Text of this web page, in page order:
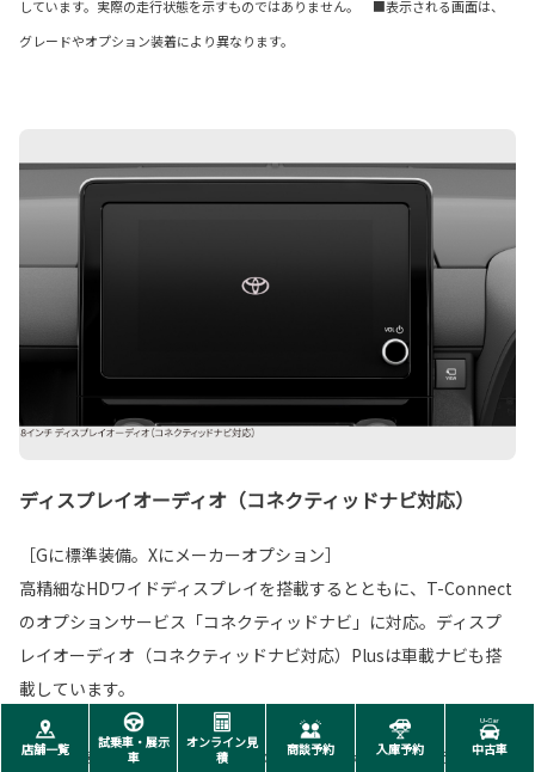
しています。実際の走行状態を示すものではありません。 ■表示される画面は、
グレードやオプション装着により異なります。
ディスプレイオーディオ（コネクティッドナビ対応）
［Gに標準装備。Xにメーカーオプション］
高精細なHDワイドディスプレイを搭載するとともに、T-Connect
のオプションサービス「コネクティッドナビ」に対応。ディスプ
レイオーディオ（コネクティッドナビ対応）Plusは車載ナビも搭
載しています。
■写真の計器盤と画面表示は、機能説明のために通常の状態と異なる表示・点灯を
店舗一覧
試乗車・展示
車
オンライン見
積
商談予約 入庫予約 中古車